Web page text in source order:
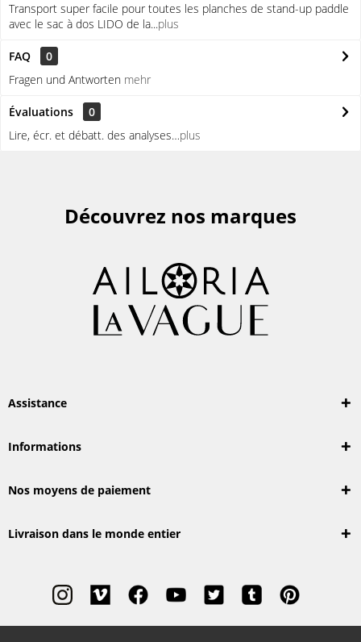
Transport super facile pour toutes les planches de stand-up paddle
avec le sac à dos LIDO de la...plus
FAQ
0
Fragen und Antworten mehr
Évaluations
0
Lire, écr. et débatt. des analyses…plus
Découvrez nos marques
Assistance
Informations
Nos moyens de paiement
Livraison dans le monde entier